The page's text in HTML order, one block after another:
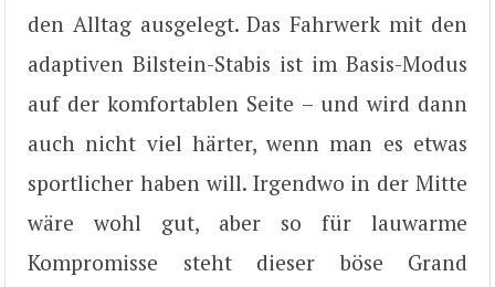
den Alltag ausgelegt. Das Fahrwerk mit den
adaptiven Bilstein-Stabis ist im Basis-Modus
auf der komfortablen Seite – und wird dann
auch nicht viel härter, wenn man es etwas
sportlicher haben will. Irgendwo in der Mitte
wäre wohl gut, aber so für lauwarme
Kompromisse steht dieser böse Grand